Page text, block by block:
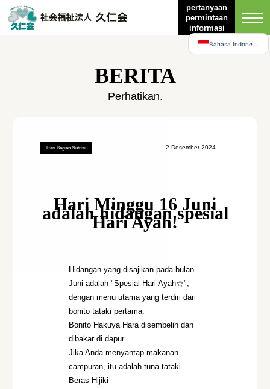
pertanyaan
permintaan
informasi
BERITA
Perhatikan.
Dari Bagian Nutrisi 2 Desember 2024.
Hari Minggu 16 Juni
adalah hidangan spesial
Hari Ayah!
Hidangan yang disajikan pada bulan
Juni adalah "Spesial Hari Ayah☆",
dengan menu utama yang terdiri dari
bonito tataki pertama.
Bonito Hakuya Hara disembelih dan
dibakar di dapur.
Jika Anda menyantap makanan
campuran, itu adalah tuna tataki.
Beras Hijiki
Bahasa Indonesia
日本語